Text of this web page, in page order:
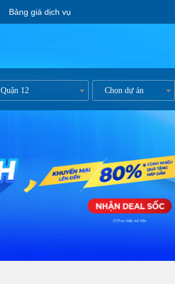
Bảng giá dịch vụ
Quận 12 Chọn dự án